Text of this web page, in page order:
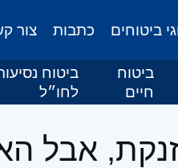
ביטוחים כתבות צור
ביטוח
חיים
ביטוח
לחו״ל
אבל